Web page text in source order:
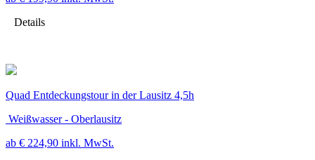
Details
Quad Entdeckungstour in der Lausitz 4,5h
Weißwasser - Oberlausitz
ab € 224,90 inkl. MwSt.